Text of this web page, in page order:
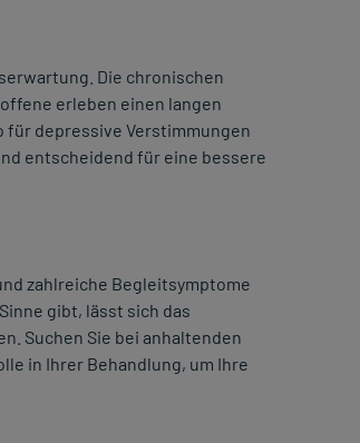
Die chronischen
erleben einen langen
für depressive Verstimmungen
entscheidend für eine bessere
zahlreiche Begleitsymptome
gibt, lässt sich das
Suchen Sie bei anhaltenden
in Ihrer Behandlung, um Ihre